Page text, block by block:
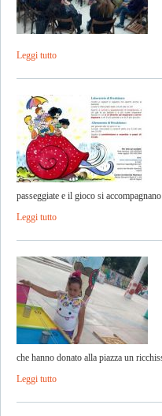
Leggi tutto
passeggiate e il gioco si
Leggi tutto
che hanno donato alla piazza un
Leggi tutto